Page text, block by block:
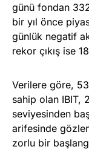
günü fondan
bir yıl önce
günlük negatif
rekor çıkış ise
Verilere göre,
sahip olan IBIT,
seviyesinden
arifesinde
zorlu bir